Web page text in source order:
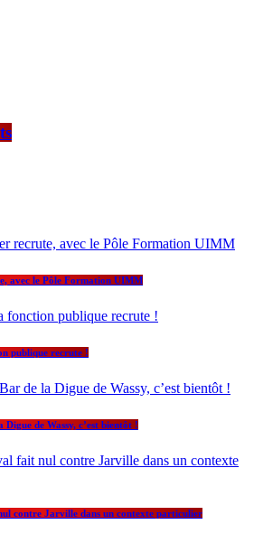
avec le Pôle Formation UIMM
publique recrute !
de Wassy, c’est bientôt !
contre Jarville dans un contexte particulier